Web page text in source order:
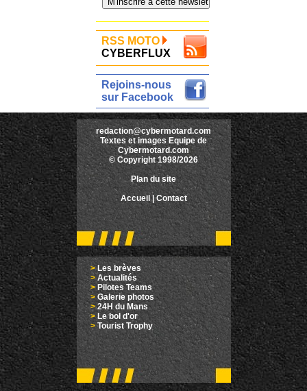
RSS MOTO
CYBERFLUX
Rejoins-nous
sur Facebook
redaction@cybermotard.com
Textes et images Equipe de
Cybermotard.com
© Copyright 1998/2026
Plan du site
Accueil |Contact
>Les brèves
> Actualités
> Pilotes Teams
>Galerie photos
>24H du Mans
>Le bol d'or
> Tourist Trophy